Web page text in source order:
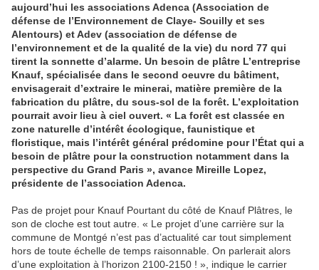
aujourd’hui les associations Adenca (Association de
défense de l’Environnement de Claye- Souilly et ses
Alentours) et Adev (association de défense de
l’environnement et de la qualité de la vie) du nord 77 qui
tirent la sonnette d’alarme. Un besoin de plâtre L’entreprise
Knauf, spécialisée dans le second oeuvre du bâtiment,
envisagerait d’extraire le minerai, matière première de la
fabrication du plâtre, du sous-sol de la forêt. L’exploitation
pourrait avoir lieu à ciel ouvert. « La forêt est classée en
zone naturelle d’intérêt écologique, faunistique et
floristique, mais l’intérêt général prédomine pour l’État qui a
besoin de plâtre pour la construction notamment dans la
perspective du Grand Paris », avance Mireille Lopez,
présidente de l’association Adenca.
Pas de projet pour Knauf Pourtant du côté de Knauf Plâtres, le
son de cloche est tout autre. « Le projet d’une carrière sur la
commune de Montgé n’est pas d’actualité car tout simplement
hors de toute échelle de temps raisonnable. On parlerait alors
d’une exploitation à l’horizon 2100-2150 ! », indique le carrier